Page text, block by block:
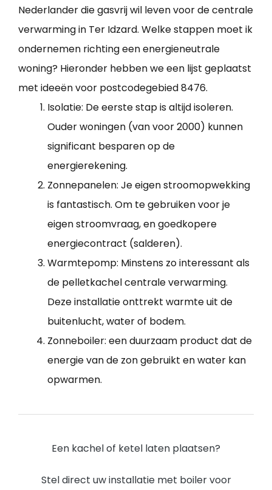
Nederlander die gasvrij wil leven voor de centrale
verwarming in Ter Idzard. Welke stappen moet ik
ondernemen richting een energieneutrale
woning? Hieronder hebben we een lijst geplaatst
met ideeën voor postcodegebied 8476.
Isolatie: De eerste stap is altijd isoleren.
Ouder woningen (van voor 2000) kunnen
significant besparen op de
energierekening.
Zonnepanelen: Je eigen stroomopwekking
is fantastisch. Om te gebruiken voor je
eigen stroomvraag, en goedkopere
energiecontract (salderen).
Warmtepomp: Minstens zo interessant als
de pelletkachel centrale verwarming.
Deze installatie onttrekt warmte uit de
buitenlucht, water of bodem.
Zonneboiler: een duurzaam product dat de
energie van de zon gebruikt en water kan
opwarmen.
Een kachel of ketel laten plaatsen?
Stel direct uw installatie met boiler voor